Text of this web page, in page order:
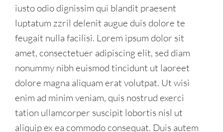
iusto odio dignissim qui blandit praesent
luptatum zzril delenit augue duis dolore te
feugait nulla facilisi. Lorem ipsum dolor sit
amet, consectetuer adipiscing elit, sed diam
nonummy nibh euismod tincidunt ut laoreet
dolore magna aliquam erat volutpat. Ut wisi
enim ad minim veniam, quis nostrud exerci
tation ullamcorper suscipit lobortis nisl ut
aliquip ex ea commodo consequat. Duis autem